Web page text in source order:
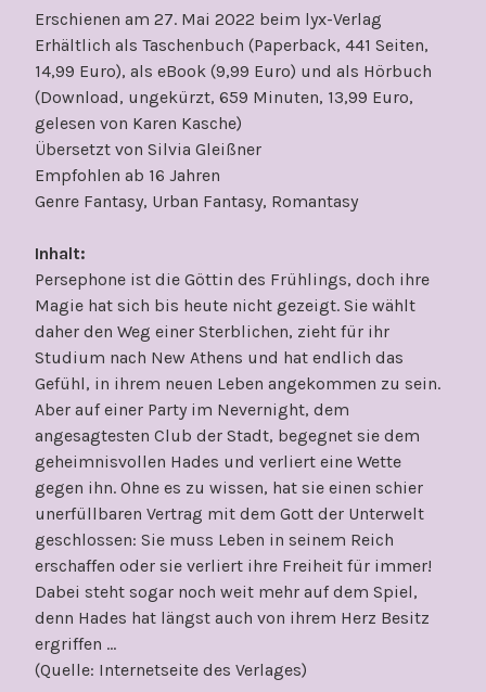
Erschienen am 27. Mai 2022 beim lyx-Verlag
Erhältlich als Taschenbuch (Paperback, 441 Seiten,
14,99 Euro), als eBook (9,99 Euro) und als Hörbuch
(Download, ungekürzt, 659 Minuten, 13,99 Euro,
gelesen von Karen Kasche)
Übersetzt von Silvia Gleißner
Empfohlen ab 16 Jahren
Genre Fantasy, Urban Fantasy, Romantasy
Inhalt:
Persephone ist die Göttin des Frühlings, doch ihre
Magie hat sich bis heute nicht gezeigt. Sie wählt
daher den Weg einer Sterblichen, zieht für ihr
Studium nach New Athens und hat endlich das
Gefühl, in ihrem neuen Leben angekommen zu sein.
Aber auf einer Party im Nevernight, dem
angesagtesten Club der Stadt, begegnet sie dem
geheimnisvollen Hades und verliert eine Wette
gegen ihn. Ohne es zu wissen, hat sie einen schier
unerfüllbaren Vertrag mit dem Gott der Unterwelt
geschlossen: Sie muss Leben in seinem Reich
erschaffen oder sie verliert ihre Freiheit für immer!
Dabei steht sogar noch weit mehr auf dem Spiel,
denn Hades hat längst auch von ihrem Herz Besitz
ergriffen …
(Quelle: Internetseite des Verlages)